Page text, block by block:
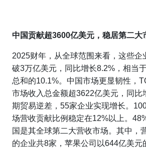
中国贡献超3600亿美元 ， 稳居第二大
2025财年，从全球范围来看，这些企
破3万亿美元，同比增长8.2%，相当
总和的10.1%。中国市场更显韧性，
市场收入总金额超3622亿美元，同比
期贸易逆差，55家企业实现增长。
场营收贡献比例稳定在12%以上。
国是其全球第二大营收市场。其中，
的企业共8家，苹果公司以644亿美元